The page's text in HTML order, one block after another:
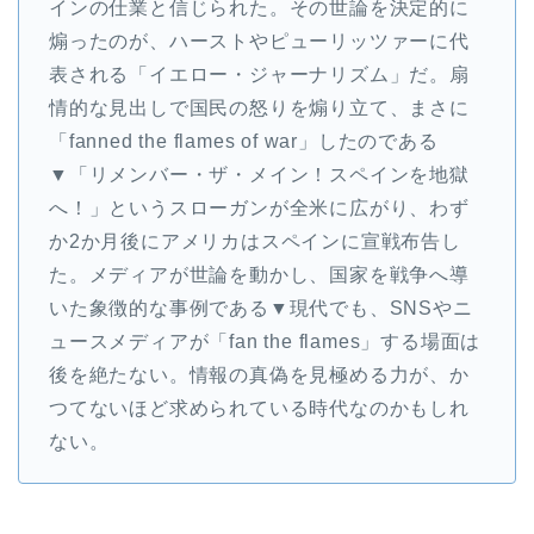
インの仕業と信じられた。その世論を決定的に
煽ったのが、ハーストやピューリッツァーに代
表される「イエロー・ジャーナリズム」だ。扇
情的な見出しで国民の怒りを煽り立て、まさに
「fanned the flames of war」したのである
▼「リメンバー・ザ・メイン！スペインを地獄
へ！」というスローガンが全米に広がり、わず
か2か月後にアメリカはスペインに宣戦布告し
た。メディアが世論を動かし、国家を戦争へ導
いた象徴的な事例である▼現代でも、SNSやニ
ュースメディアが「fan the flames」する場面は
後を絶たない。情報の真偽を見極める力が、か
つてないほど求められている時代なのかもしれ
ない。